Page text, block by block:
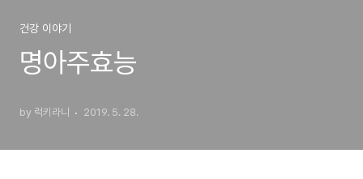
건강 이야기
명아주효능
by 럭키라니 2019. 5. 28.